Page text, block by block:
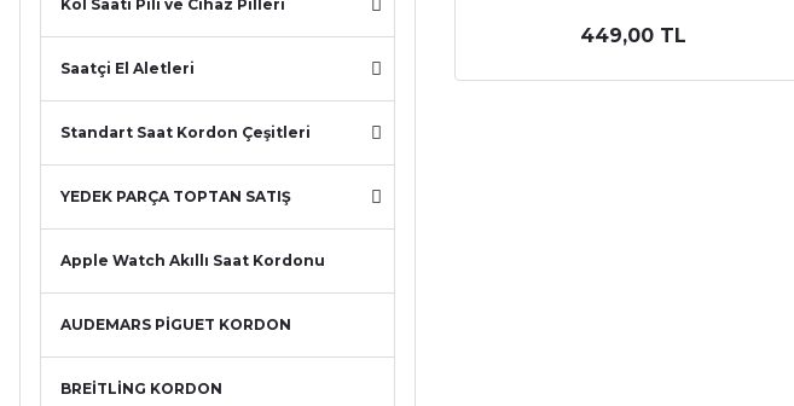
Kol Saati Pili ve Cihaz Pilleri
Saatçi El Aletleri
Standart Saat Kordon Çeşitleri
YEDEK PARÇA TOPTAN SATIŞ
Apple Watch Akıllı Saat Kordonu
AUDEMARS PİGUET KORDON
BREİTLİNG KORDON
449,00 TL